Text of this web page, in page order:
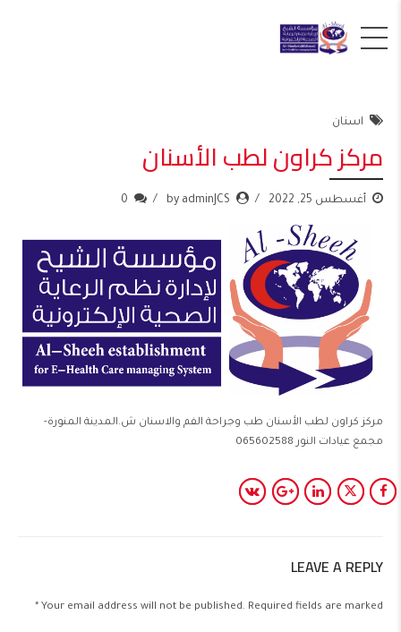
اسنان
مركز كراون لطب الأسنان
أغسطس 25, 2022 by adminJCS
0
مركز كراون لطب الأسنان طب وجراحة الفم والاسنان ش.المدينة المنورة-
مجمع عيادات النور 065602588
LEAVE A REPLY
Your email address will not be published. Required fields are marked *